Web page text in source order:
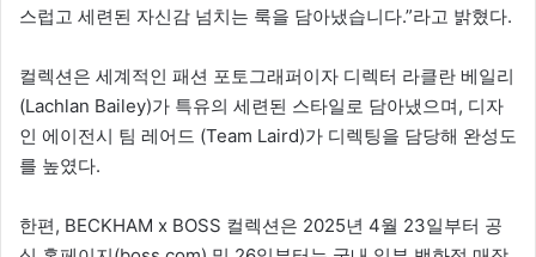
스럽고 세련된 자신감 넘치는 룩을 담아냈습니다.”라고 밝혔다.
컬렉션은 세계적인 패션 포토그래퍼이자 디렉터 라클란 베일리
(Lachlan Bailey)가 특유의 세련된 스타일로 담아냈으며, 디자
인 에이전시 팀 레어드 (Team Laird)가 디렉팅을 담당해 완성도
를 높였다.
한편, BECKHAM x BOSS 컬렉션은 2025년 4월 23일부터 공